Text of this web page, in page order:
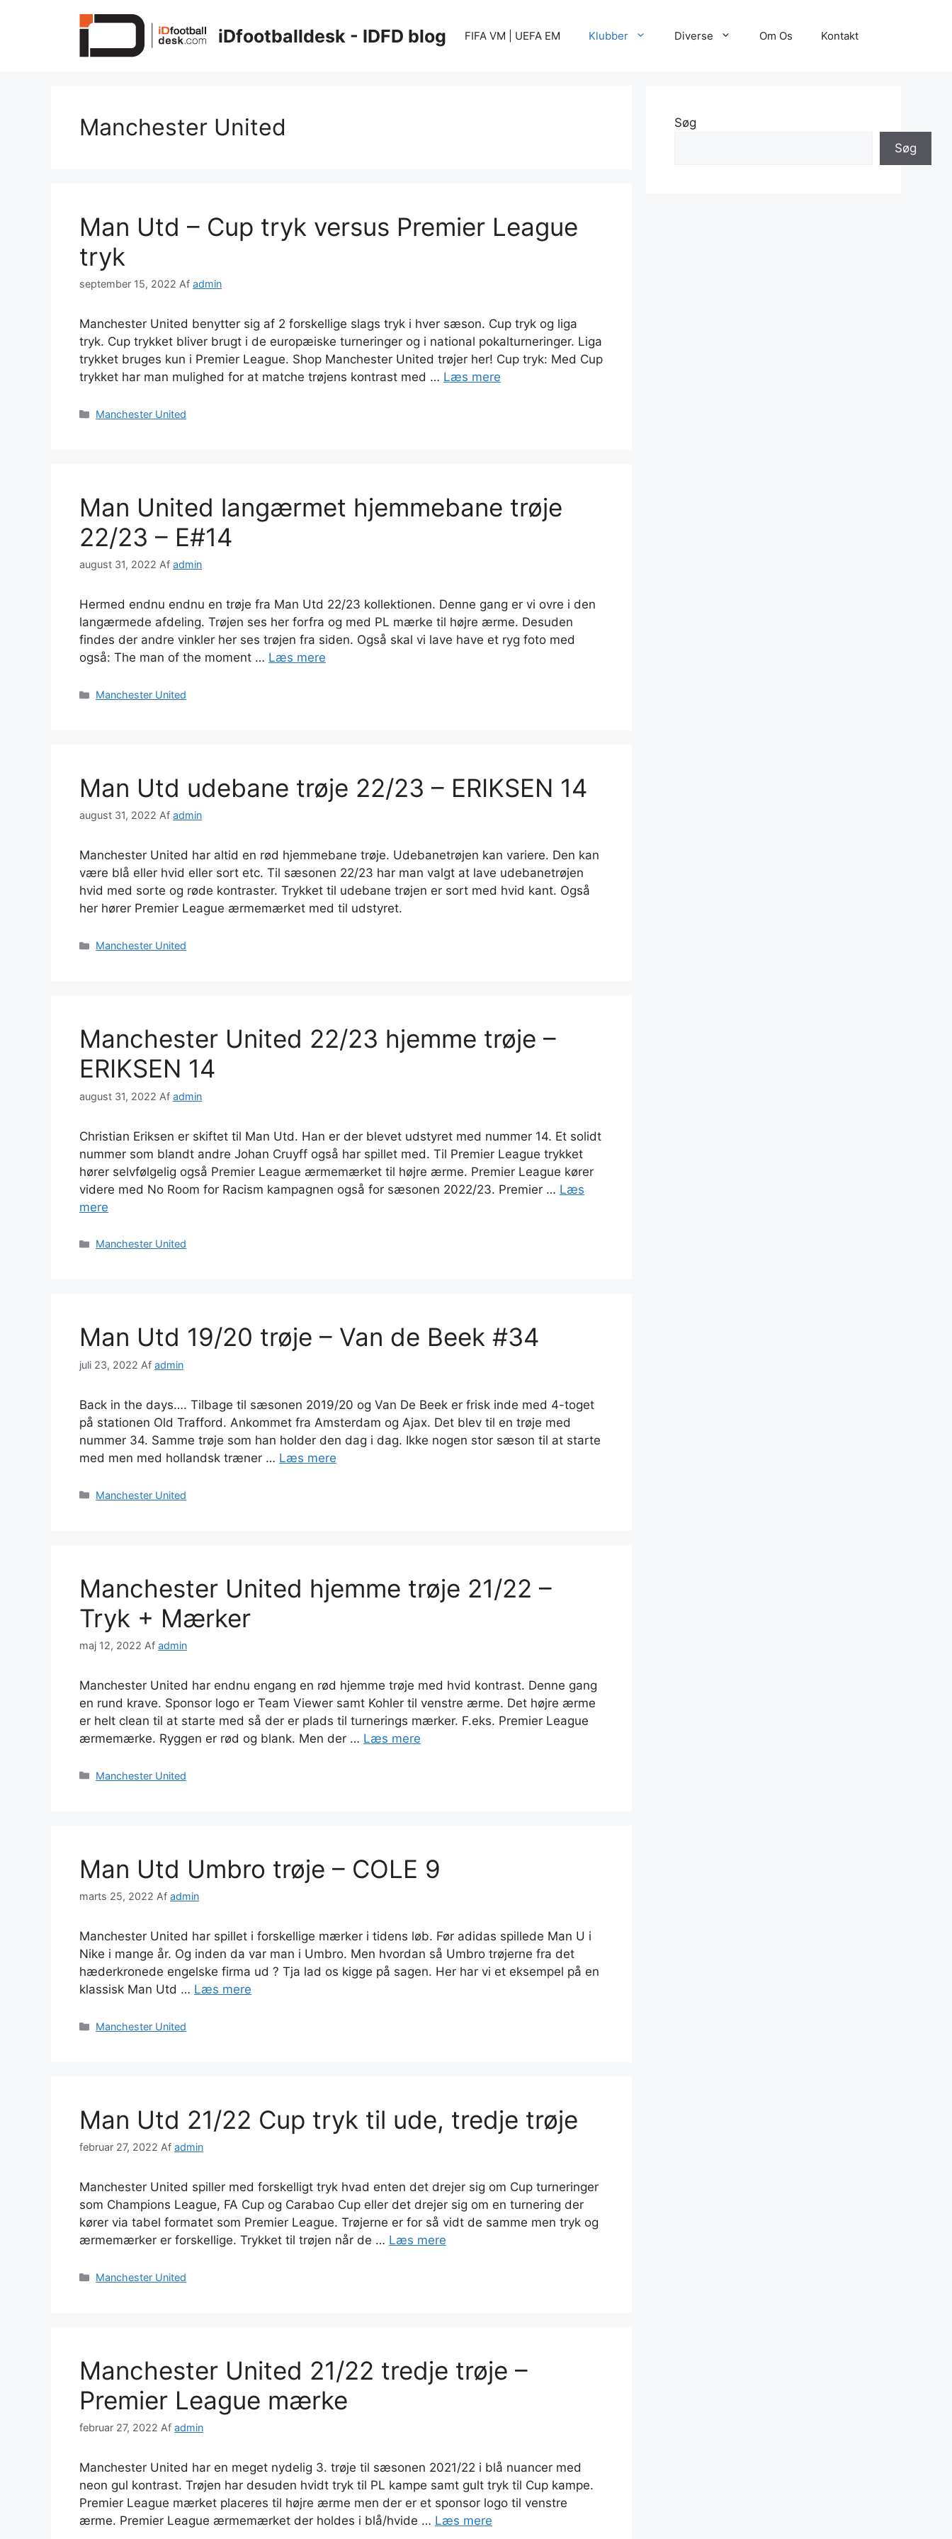
iDfootballdesk - IDFD blog FIFA VM | UEFA EM Klubber Diverse Om Os Kontakt
Manchester United
Man Utd – Cup tryk versus Premier League
tryk
september 15, 2022 Af admin
Manchester United benytter sig af 2 forskellige slags tryk i hver sæson. Cup tryk og liga
tryk. Cup trykket bliver brugt i de europæiske turneringer og i national pokalturneringer. Liga
trykket bruges kun i Premier League. Shop Manchester United trøjer her! Cup tryk: Med Cup
trykket har man mulighed for at matche trøjens kontrast med … Læs mere
Kategorier
Manchester United
Man United langærmet hjemmebane trøje
22/23 – E#14
august 31, 2022 Af admin
Hermed endnu endnu en trøje fra Man Utd 22/23 kollektionen. Denne gang er vi ovre i den
langærmede afdeling. Trøjen ses her forfra og med PL mærke til højre ærme. Desuden
findes der andre vinkler her ses trøjen fra siden. Også skal vi lave have et ryg foto med
også: The man of the moment … Læs mere
Kategorier
Manchester United
Man Utd udebane trøje 22/23 – ERIKSEN 14
august 31, 2022 Af admin
Manchester United har altid en rød hjemmebane trøje. Udebanetrøjen kan variere. Den kan
være blå eller hvid eller sort etc. Til sæsonen 22/23 har man valgt at lave udebanetrøjen
hvid med sorte og røde kontraster. Trykket til udebane trøjen er sort med hvid kant. Også
her hører Premier League ærmemærket med til udstyret.
Kategorier
Manchester United
Manchester United 22/23 hjemme trøje –
ERIKSEN 14
august 31, 2022 Af admin
Christian Eriksen er skiftet til Man Utd. Han er der blevet udstyret med nummer 14. Et solidt
nummer som blandt andre Johan Cruyff også har spillet med. Til Premier League trykket
hører selvfølgelig også Premier League ærmemærket til højre ærme. Premier League kører
videre med No Room for Racism kampagnen også for sæsonen 2022/23. Premier … Læs
mere
Kategorier
Manchester United
Man Utd 19/20 trøje – Van de Beek #34
juli 23, 2022 Af admin
Back in the days…. Tilbage til sæsonen 2019/20 og Van De Beek er frisk inde med 4-toget
på stationen Old Trafford. Ankommet fra Amsterdam og Ajax. Det blev til en trøje med
nummer 34. Samme trøje som han holder den dag i dag. Ikke nogen stor sæson til at starte
med men med hollandsk træner … Læs mere
Kategorier
Manchester United
Manchester United hjemme trøje 21/22 –
Tryk + Mærker
maj 12, 2022 Af admin
Manchester United har endnu engang en rød hjemme trøje med hvid kontrast. Denne gang
en rund krave. Sponsor logo er Team Viewer samt Kohler til venstre ærme. Det højre ærme
er helt clean til at starte med så der er plads til turnerings mærker. F.eks. Premier League
ærmemærke. Ryggen er rød og blank. Men der … Læs mere
Kategorier
Manchester United
Man Utd Umbro trøje – COLE 9
marts 25, 2022 Af admin
Manchester United har spillet i forskellige mærker i tidens løb. Før adidas spillede Man U i
Nike i mange år. Og inden da var man i Umbro. Men hvordan så Umbro trøjerne fra det
hæderkronede engelske firma ud ? Tja lad os kigge på sagen. Her har vi et eksempel på en
klassisk Man Utd … Læs mere
Kategorier
Manchester United
Man Utd 21/22 Cup tryk til ude, tredje trøje
februar 27, 2022 Af admin
Manchester United spiller med forskelligt tryk hvad enten det drejer sig om Cup turneringer
som Champions League, FA Cup og Carabao Cup eller det drejer sig om en turnering der
kører via tabel formatet som Premier League. Trøjerne er for så vidt de samme men tryk og
ærmemærker er forskellige. Trykket til trøjen når de … Læs mere
Kategorier
Manchester United
Manchester United 21/22 tredje trøje –
Premier League mærke
februar 27, 2022 Af admin
Manchester United har en meget nydelig 3. trøje til sæsonen 2021/22 i blå nuancer med
neon gul kontrast. Trøjen har desuden hvidt tryk til PL kampe samt gult tryk til Cup kampe.
Premier League mærket placeres til højre ærme men der er et sponsor logo til venstre
ærme. Premier League ærmemærket der holdes i blå/hvide … Læs mere
Søg
Søg